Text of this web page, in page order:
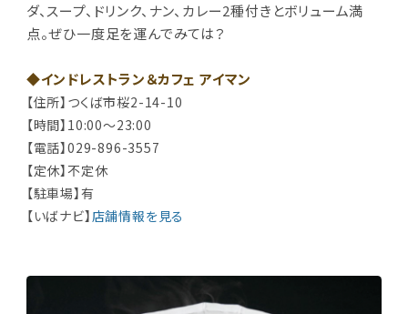
ダ、スープ、ドリンク、ナン、カレー2種付きとボリューム満
点。ぜひ一度足を運んでみては？
◆インドレストラン＆カフェ アイマン
【住所】つくば市桜2-14-10
【時間】10:00～23:00
【電話】029-896-3557
【定休】不定休
【駐車場】有
【いばナビ】店舗情報を見る